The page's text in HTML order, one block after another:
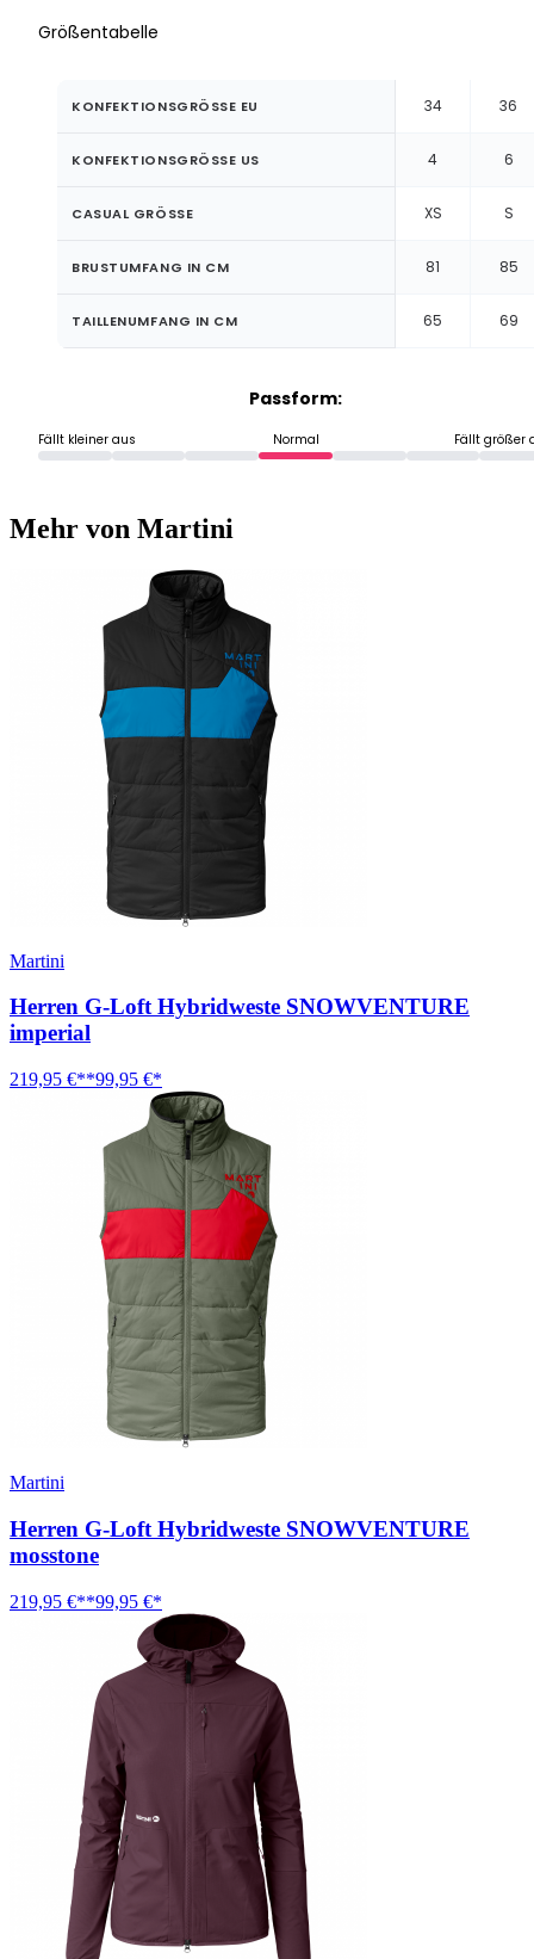
Größentabelle
KONFEKTIONSGRÖSSE EU 34 36
KONFEKTIONSGRÖSSE US 4 6
CASUAL GRÖSSE XS S
BRUSTUMFANG IN CM 81 85
TAILLENUMFANG IN CM 65 69
Passform:
Fällt kleiner aus Normal Fällt größer
Mehr von Martini
Martini
Herren G-Loft Hybridweste SNOWVENTURE
imperial
219,95 €**99,95 €*
Martini
Herren G-Loft Hybridweste SNOWVENTURE
mosstone
219,95 €**99,95 €*